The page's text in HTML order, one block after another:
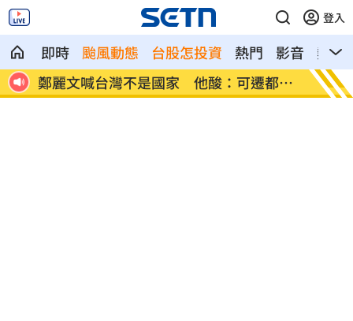
登入
即時 颱風動態 台股怎投資 熱門 影音
熱搜
重
張景森轟慈濟為什麼這麼好騙？ 柯轟